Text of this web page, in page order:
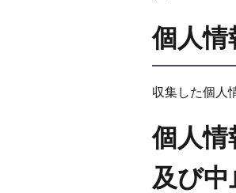
個人情
収集した個人
個人情
及び